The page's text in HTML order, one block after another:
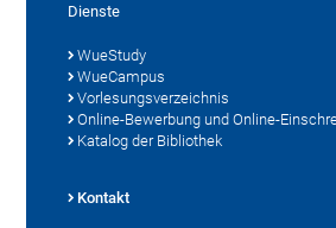
Dienste
WueStudy
WueCampus
Vorlesungsverzeichnis
Online-Bewerbung und Online-
Katalog der Bibliothek
Kontakt